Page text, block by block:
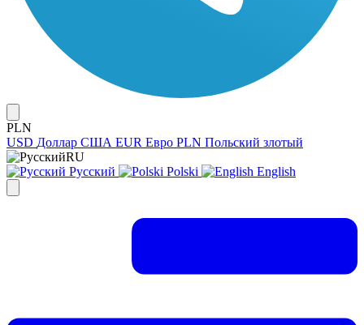
PLN
USD Доллар США EUR Евро PLN Польский злотый
RU
Русский
Polski English